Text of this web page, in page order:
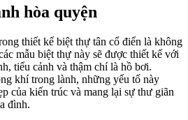
hòa quyện
thiết kế biệt thự tân cổ điển là không
mẫu biệt thự này sẽ được thiết kế với
tiểu cảnh và thậm chí là hồ bơi.
khí trong lành, những yếu tố này
của kiến trúc và mang lại sự thư giãn
đình.